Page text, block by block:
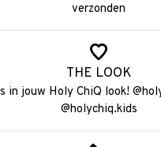
verzonden
THE LOOK
in jouw Holy ChiQ look!
@holychiq.kids